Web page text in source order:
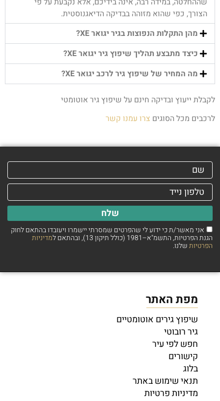
הצורך, כפי שהוא מזוהה בבדיקה הדיאגנוסטית.
מהן התקלות הנפוצות בגיר יגואר XE?
כיצד מתבצע תהליך שיפוץ גיר יגואר XE?
מה המחיר של שיפוץ גיר לרכב יגואר XE?
לקבלת ייעוץ ובדיקה חינם על שיפוץ גיר אוטומטי
לרכבים מכל הסוגים צרו עמנו קשר
אני מאשר/ת כי ידוע לי שהפרטים שמסרתי יישמרו ויעובדו בהתאם לחוק
הגנת הפרטיות, התשמ"א–1981 (כולל תיקון 13), ובהתאם ל מדיניות
הפרטיותשלנו.
שלח
מפת האתר
שיפוץ גירים אוטומטיים
גיר רובוטי
חפש לפי עיר
קישורים
בלוג
תנאי שימוש באתר
מדיניות פרטיות